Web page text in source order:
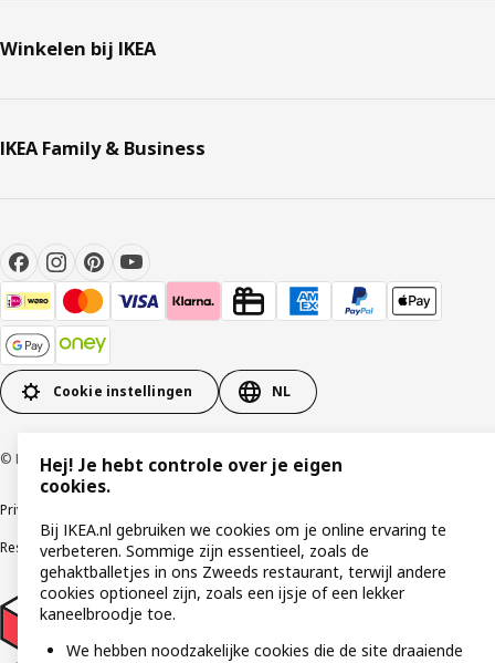
Winkelen bij IKEA
IKEA Family & Business
Cookie instellingen NL
© Inter IKEA Systems B.V 1999-2026
Privacybeleid
Responsible Disclosure ProgramVerklaring digitale toegankelijkheid
Hej! Je hebt controle over je eigen
cookies.
Bij IKEA.nl gebruiken we cookies om je online ervaring te
verbeteren. Sommige zijn essentieel, zoals de
gehaktballetjes in ons Zweeds restaurant, terwijl andere
cookies optioneel zijn, zoals een ijsje of een lekker
kaneelbroodje toe.
We hebben noodzakelijke cookies die de site draaiende